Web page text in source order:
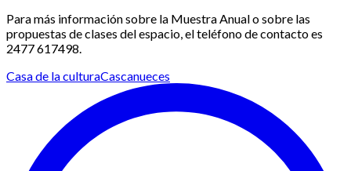
Para más información sobre la Muestra Anual o sobre las
propuestas de clases del espacio, el teléfono de contacto es
2477 617498.
Casa de la culturaCascanueces